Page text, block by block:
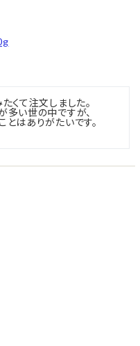
くて注文しました。
い世の中ですが、
はありがたいです。